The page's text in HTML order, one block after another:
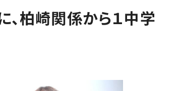
柏崎関係から１中学